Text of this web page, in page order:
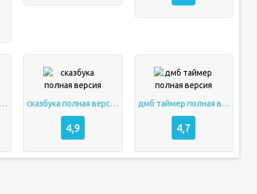
полная версия сказбука полная версия
4,9
дмб таймер полная версия
4,7